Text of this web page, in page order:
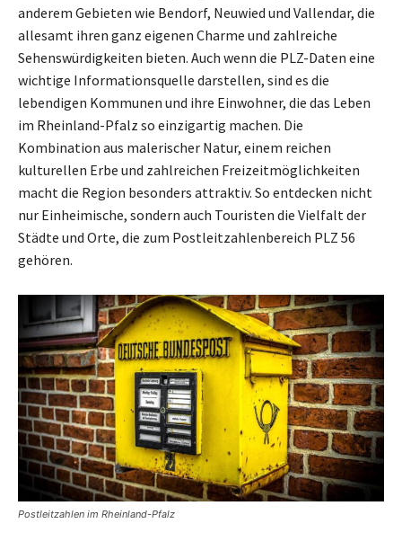
anderem Gebieten wie Bendorf, Neuwied und Vallendar, die
allesamt ihren ganz eigenen Charme und zahlreiche
Sehenswürdigkeiten bieten. Auch wenn die PLZ-Daten eine
wichtige Informationsquelle darstellen, sind es die
lebendigen Kommunen und ihre Einwohner, die das Leben
im Rheinland-Pfalz so einzigartig machen. Die
Kombination aus malerischer Natur, einem reichen
kulturellen Erbe und zahlreichen Freizeitmöglichkeiten
macht die Region besonders attraktiv. So entdecken nicht
nur Einheimische, sondern auch Touristen die Vielfalt der
Städte und Orte, die zum Postleitzahlenbereich PLZ 56
gehören.
Postleitzahlen im Rheinland-Pfalz